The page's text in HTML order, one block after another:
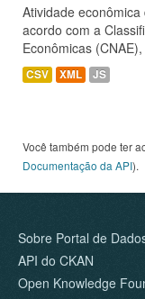
Atividade
acordo com a
Econômicas
CSV XML JS
Você também pode ter
Documentação da API).
Sobre Portal de
API do CKAN
Open Knowledge